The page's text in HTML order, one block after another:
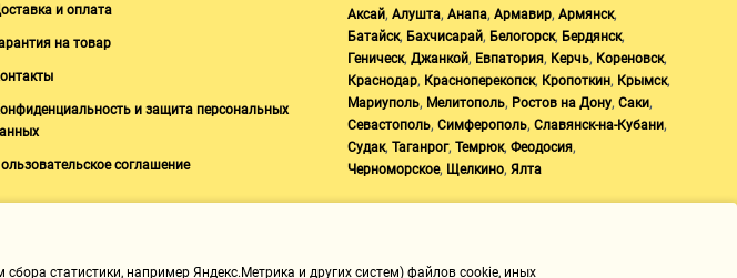
и оплата
на товар
и защита персональных
соглашение
Аксай, Алушта, Анапа, Армавир, Армянск,
Батайск, Бахчисарай, Белогорск, Бердянск,
Геническ, Джанкой, Евпатория, Керчь, Кореновск,
Краснодар, Красноперекопск, Кропоткин, Крымск,
Мариуполь, Мелитополь, Ростов на Дону, Саки,
Севастополь, Симферополь, Славянск-на-Кубани,
Судак, Таганрог, Темрюк, Феодосия,
Черноморское, Щелкино, Ялта
статистики, например Яндекс.Метрика и других систем) файлов cookie, иных